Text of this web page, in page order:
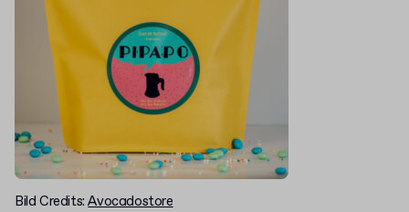
Bild Credits:Avocadostore